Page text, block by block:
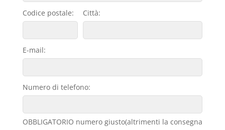
Codice postale: Città:
E-mail:
Numero di telefono:
OBBLIGATORIO numero giusto(altrimenti la consegna